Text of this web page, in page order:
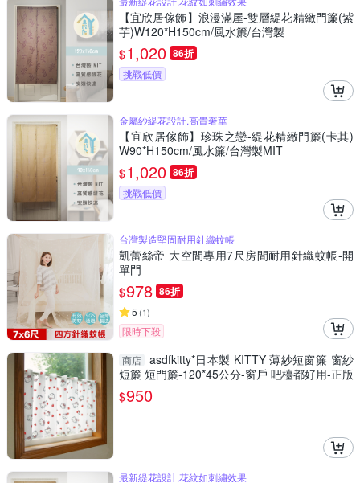
【宜欣居傢飾】浪漫滿屋-雙層緹花精緻門簾(紫
芋)W120*H150cm/風水簾/台灣製
$1,020 86折
挑戰低價
金屬紗緹花設計,高貴奢華
【宜欣居傢飾】珍珠之戀-緹花精緻門簾(卡其)
W90*H150cm/風水簾/台灣製MIT
$1,020 86折
挑戰低價
台灣製造堅固耐用針織蚊帳
凱蕾絲帝 大空間專用7尺房間耐用針織蚊帳-開
單門
$978 86折
5 (1)
限時下殺
商店 asdfkitty*日本製 KITTY 薄紗短窗簾 窗紗
短簾 短門簾-120*45公分-窗戶 吧檯都好用-正版
$950
最新緹花設計,花紋如刺繡效果